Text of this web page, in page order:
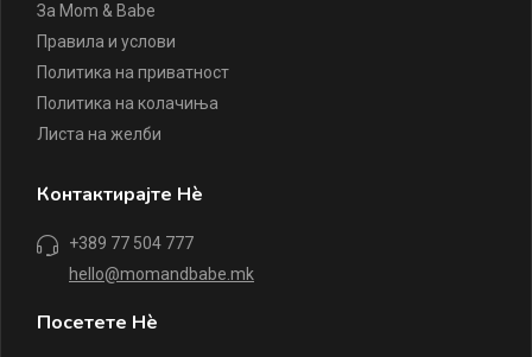
За Mom & Babe
Правила и услови
Политика на приватност
Политика на колачиња
Листа на желби
Контактирајте Нè
+389 77 504 777
hello@momandbabe.mk
Посетете Нè